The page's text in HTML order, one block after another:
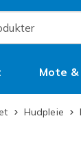
Mote
Hudpleie